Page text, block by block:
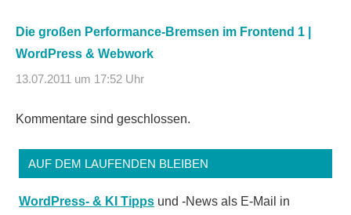
Die großen Performance-Bremsen im Frontend 1 |
WordPress & Webwork
13.07.2011 um 17:52 Uhr
Kommentare sind geschlossen.
AUF DEM LAUFENDEN BLEIBEN
WordPress- & KI Tipps und -News als E-Mail in